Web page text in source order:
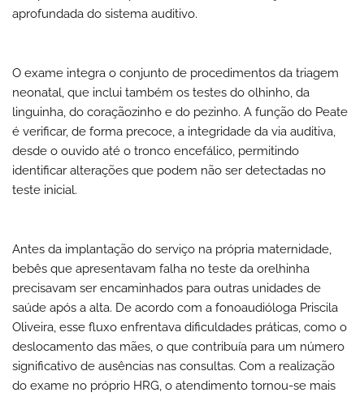
aprofundada do sistema auditivo.
O exame integra o conjunto de procedimentos da triagem
neonatal, que inclui também os testes do olhinho, da
linguinha, do coraçãozinho e do pezinho. A função do Peate
é verificar, de forma precoce, a integridade da via auditiva,
desde o ouvido até o tronco encefálico, permitindo
identificar alterações que podem não ser detectadas no
teste inicial.
Antes da implantação do serviço na própria maternidade,
bebês que apresentavam falha no teste da orelhinha
precisavam ser encaminhados para outras unidades de
saúde após a alta. De acordo com a fonoaudióloga Priscila
Oliveira, esse fluxo enfrentava dificuldades práticas, como o
deslocamento das mães, o que contribuía para um número
significativo de ausências nas consultas. Com a realização
do exame no próprio HRG, o atendimento tornou-se mais